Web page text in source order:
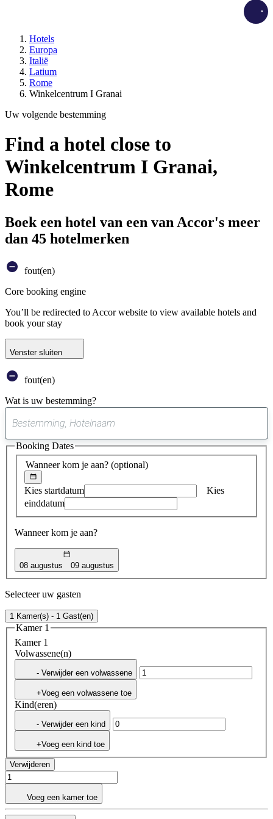
Hotels
Europa
Italië
Latium
Rome
Winkelcentrum I Granai
Uw volgende bestemming
Find a hotel close to
Winkelcentrum I Granai,
Rome
Boek een hotel van een van Accor's meer
dan 45 hotelmerken
fout(en)
Core booking engine
You’ll be redirected to Accor website to view available hotels and
book your stay
Venster sluiten
fout(en)
Wat is uw bestemming?
suggestie
gevonden
Wanneer kom je aan? (optional)
Kies startdatum
Kies
einddatum
Wanneer kom je aan?
08 augustus 09 augustus
Booking Dates
Selecteer uw gasten
1 Kamer(s) - 1 Gast(en)
Kamer 1
Kamer 1
Volwassene(n)
- Verwijder een volwassene
+Voeg een volwassene toe
Kind(eren)
- Verwijder een kind
+Voeg een kind toe
Verwijderen
Voeg een kamer toe